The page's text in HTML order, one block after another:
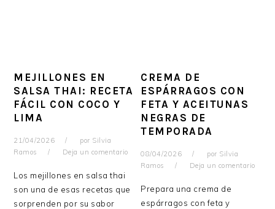
MEJILLONES EN
SALSA THAI: RECETA
FÁCIL CON COCO Y
LIMA
21/04/2026 por Silvia
Ramos
Deja un comentario
Los mejillones en salsa thai
son una de esas recetas que
sorprenden por su sabor
CREMA DE
ESPÁRRAGOS CON
FETA Y ACEITUNAS
NEGRAS DE
TEMPORADA
08/04/2026 por Silvia
Ramos
Deja un comentario
Prepara una crema de
espárragos con feta y